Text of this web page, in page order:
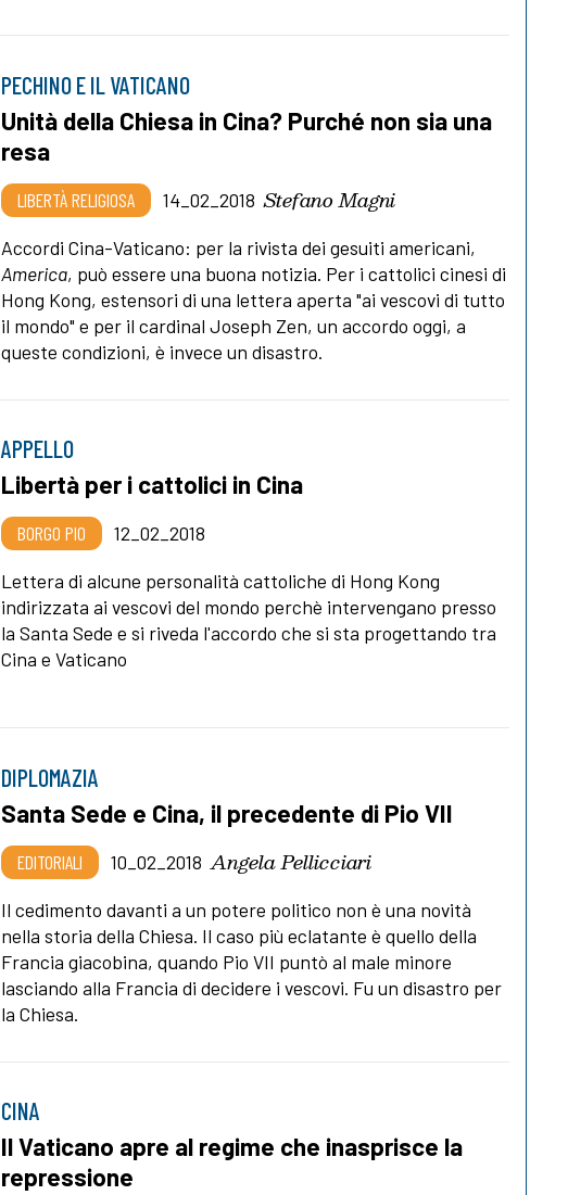
PECHINO E IL VATICANO
Unità della Chiesa in Cina? Purché non sia una
resa
LIBERTÀ RELIGIOSA 14_02_2018 Stefano Magni
Accordi Cina-Vaticano: per la rivista dei gesuiti americani,
America, può essere una buona notizia. Per i cattolici cinesi di
Hong Kong, estensori di una lettera aperta "ai vescovi di tutto
il mondo" e per il cardinal Joseph Zen, un accordo oggi, a
queste condizioni, è invece un disastro.
APPELLO
Libertà per i cattolici in Cina
BORGO PIO
12_02_2018
Lettera di alcune personalità cattoliche di Hong Kong
indirizzata ai vescovi del mondo perchè intervengano presso
la Santa Sede e si riveda l'accordo che si sta progettando tra
Cina e Vaticano
DIPLOMAZIA
Santa Sede e Cina, il precedente di Pio VII
EDITORIALI 10_02_2018 Angela Pellicciari
Il cedimento davanti a un potere politico non è una novità
nella storia della Chiesa. Il caso più eclatante è quello della
Francia giacobina, quando Pio VII puntò al male minore
lasciando alla Francia di decidere i vescovi. Fu un disastro per
la Chiesa.
CINA
Il Vaticano apre al regime che inasprisce la
repressione